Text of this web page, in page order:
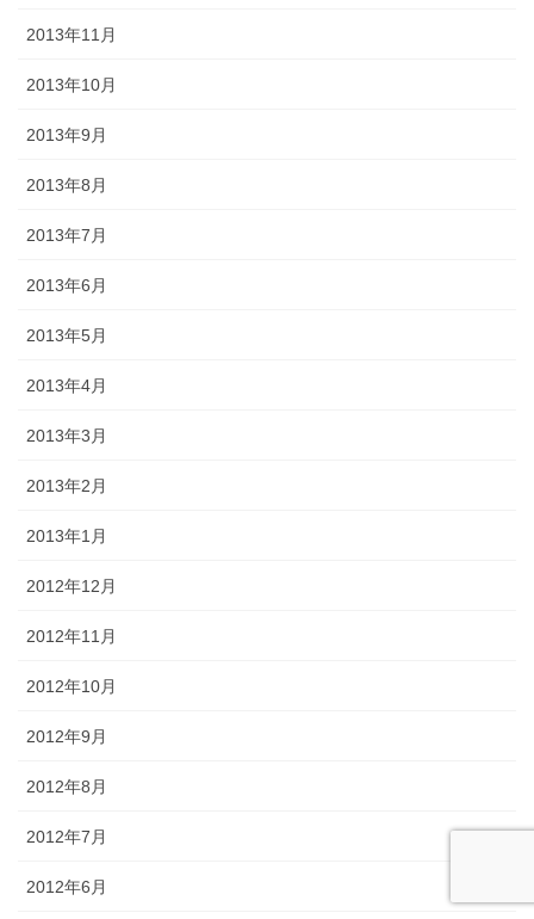
2013年11月
2013年10月
2013年9月
2013年8月
2013年7月
2013年6月
2013年5月
2013年4月
2013年3月
2013年2月
2013年1月
2012年12月
2012年11月
2012年10月
2012年9月
2012年8月
2012年7月
2012年6月